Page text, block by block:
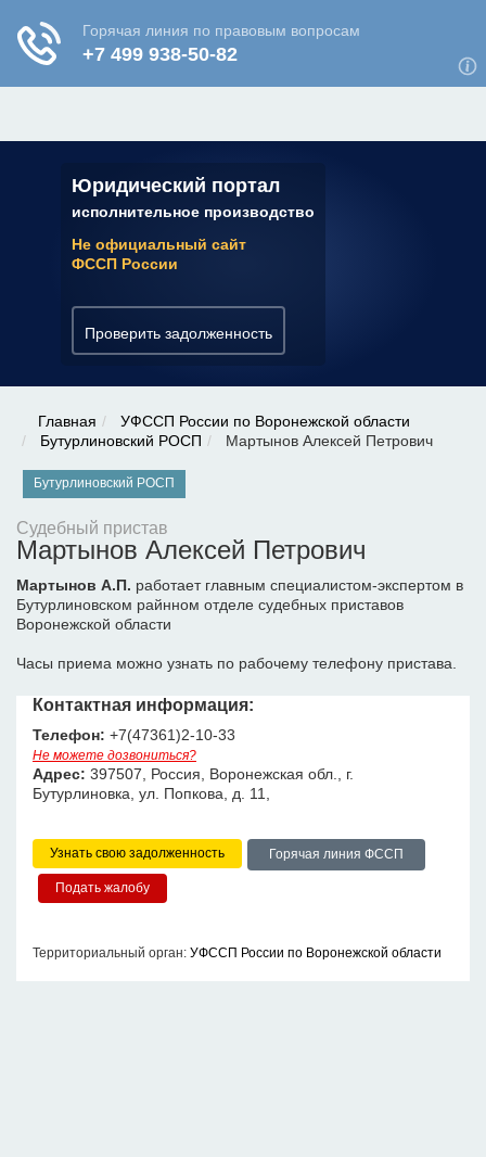
Юридический портал
исполнительное производство
Не официальный сайт
ФССП России
Проверить задолженность
✆ 7 (800) 350-22-64
Главная
УФССП России по Воронежской области
Бутурлиновский РОСП
Мартынов Алексей Петрович
Бутурлиновский РОСП
Судебный пристав
Мартынов Алексей Петрович
Мартынов А.П. работает главным специалистом-экспертом в
Бутурлиновском райнном отделе судебных приставов
Воронежской области
Часы приема можно узнать по рабочему телефону пристава.
Контактная информация:
Телефон: +7(47361)2-10-33
Не можете дозвониться?
Адрес: 397507, Россия, Воронежская обл., г.
Бутурлиновка, ул. Попкова, д. 11,
Узнать свою задолженность Горячая линия ФССП
Территориальный орган: УФССП России по Воронежской области